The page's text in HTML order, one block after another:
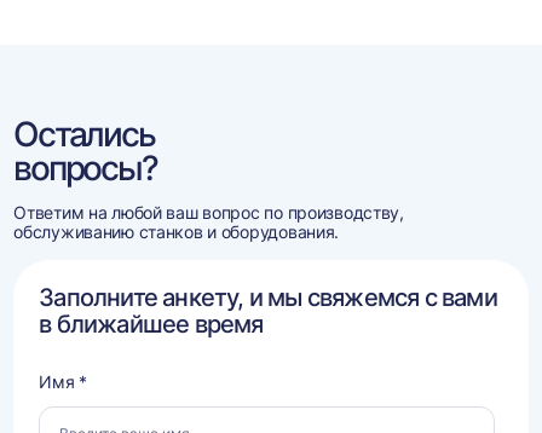
Остались
вопросы?
Ответим на любой ваш вопрос по производству,
обслуживанию станков и оборудования.
Заполните анкету, и мы свяжемся с вами
в ближайшее время
Имя *